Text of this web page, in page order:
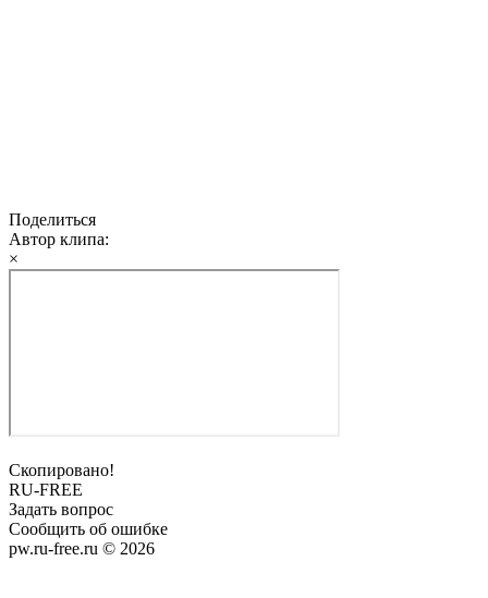
Поделиться
Автор клипа:
×
Скопировано!
RU-FREE
Задать вопрос
Сообщить об ошибке
pw.ru-free.ru © 2026